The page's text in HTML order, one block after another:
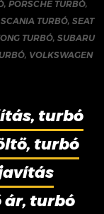
, PORSCHE TURBÓ,
SCANIA TURBÓ,SEAT
TURBÓ, SUBARU
, VOLKSWAGEN
turbó
turbó
turbó